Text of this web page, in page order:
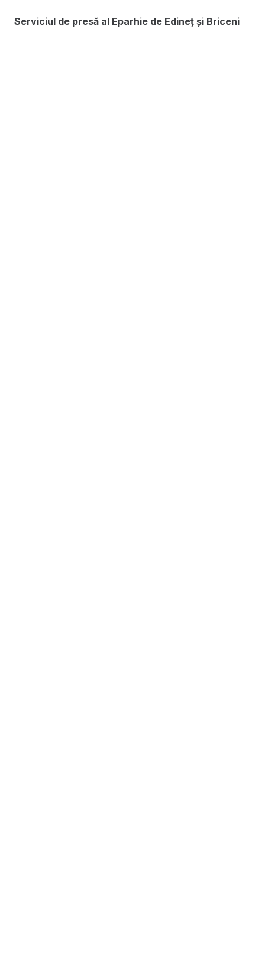
Serviciul de presă al Eparhie de Edineț și Briceni